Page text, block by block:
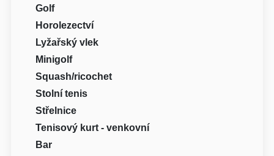
Golf
Horolezectví
Lyžařský vlek
Minigolf
Squash/ricochet
Stolní tenis
Střelnice
Tenisový kurt - venkovní
Bar